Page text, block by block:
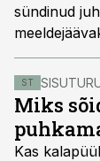
sündinud
ST
Miks
Kas